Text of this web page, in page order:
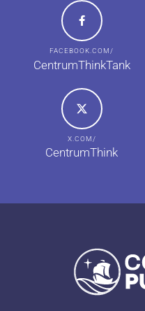
FACEBOOK.COM/
CentrumThinkTank
X.COM/
CentrumThink